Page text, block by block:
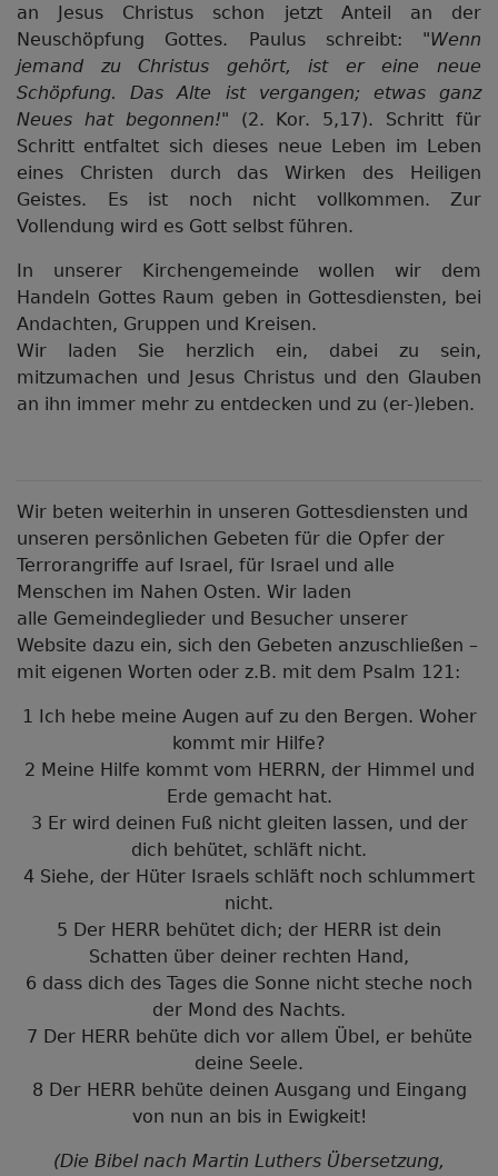
an Jesus Christus schon jetzt Anteil an der
Neuschöpfung Gottes. Paulus schreibt: "Wenn
jemand zu Christus gehört, ist er eine neue
Schöpfung. Das Alte ist vergangen; etwas ganz
Neues hat begonnen!" (2. Kor. 5,17). Schritt für
Schritt entfaltet sich dieses neue Leben im Leben
eines Christen durch das Wirken des Heiligen
Geistes. Es ist noch nicht vollkommen. Zur
Vollendung wird es Gott selbst führen.
In unserer Kirchengemeinde wollen wir dem
Handeln Gottes Raum geben in Gottesdiensten, bei
Andachten, Gruppen und Kreisen.
Wir laden Sie herzlich ein, dabei zu sein,
mitzumachen und Jesus Christus und den Glauben
an ihn immer mehr zu entdecken und zu (er-)leben.
Wir beten weiterhin in unseren Gottesdiensten und
unseren persönlichen Gebeten für die Opfer der
Terrorangriffe auf Israel, für Israel und alle
Menschen im Nahen Osten. Wir laden
alle Gemeindeglieder und Besucher unserer
Website dazu ein, sich den Gebeten anzuschließen –
mit eigenen Worten oder z.B. mit dem Psalm 121:
1 Ich hebe meine Augen auf zu den Bergen. Woher
kommt mir Hilfe?
2 Meine Hilfe kommt vom HERRN, der Himmel und
Erde gemacht hat.
3 Er wird deinen Fuß nicht gleiten lassen, und der
dich behütet, schläft nicht.
4 Siehe, der Hüter Israels schläft noch schlummert
nicht.
5 Der HERR behütet dich; der HERR ist dein
Schatten über deiner rechten Hand,
6 dass dich des Tages die Sonne nicht steche noch
der Mond des Nachts.
7 Der HERR behüte dich vor allem Übel, er behüte
deine Seele.
8 Der HERR behüte deinen Ausgang und Eingang
von nun an bis in Ewigkeit!
(Die Bibel nach Martin Luthers Übersetzung,